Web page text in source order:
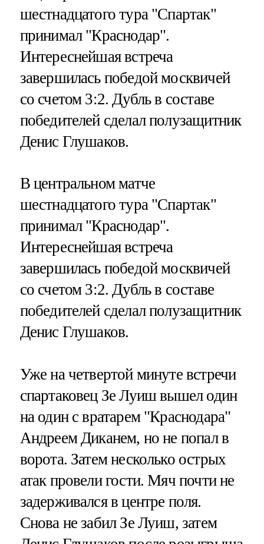
шестнадцатого тура "Спартак"
принимал "Краснодар".
Интереснейшая встреча
завершилась победой москвичей
со счетом 3:2. Дубль в составе
победителей сделал полузащитник
Денис Глушаков.
В центральном матче
шестнадцатого тура "Спартак"
принимал "Краснодар".
Интереснейшая встреча
завершилась победой москвичей
со счетом 3:2. Дубль в составе
победителей сделал полузащитник
Денис Глушаков.
Уже на четвертой минуте встречи
спартаковец Зе Луиш вышел один
на один с вратарем "Краснодара"
Андреем Диканем, но не попал в
ворота. Затем несколько острых
атак провели гости. Мяч почти не
задерживался в центре поля.
Снова не забил Зе Луиш, затем